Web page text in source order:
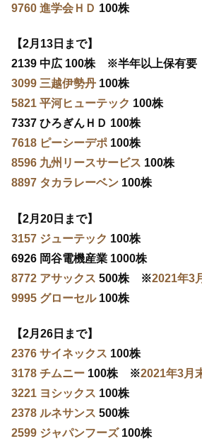
9760 進学会ＨＤ 100株
【2月13日まで】
2139 中広 100株 ※半年以上保有要
3099 三越伊勢丹 100株
5821 平河ヒューテック 100株
7337 ひろぎんＨＤ 100株
7618 ピーシーデポ 100株
8596 九州リースサービス 100株
8897 タカラレーベン 100株
【2月20日まで】
3157 ジューテック 100株
6926 岡谷電機産業 1000株
8772 アサックス 500株 ※2021年3
9995 グローセル100株
【2月26日まで】
2376 サイネックス 100株
3178 チムニー 100株 ※2021年3月
3221 ヨシックス 100株
2378 ルネサンス 500株
2599 ジャパンフーズ100株